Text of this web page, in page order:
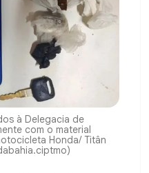
à Delegacia de
com o material
Honda/ Titân